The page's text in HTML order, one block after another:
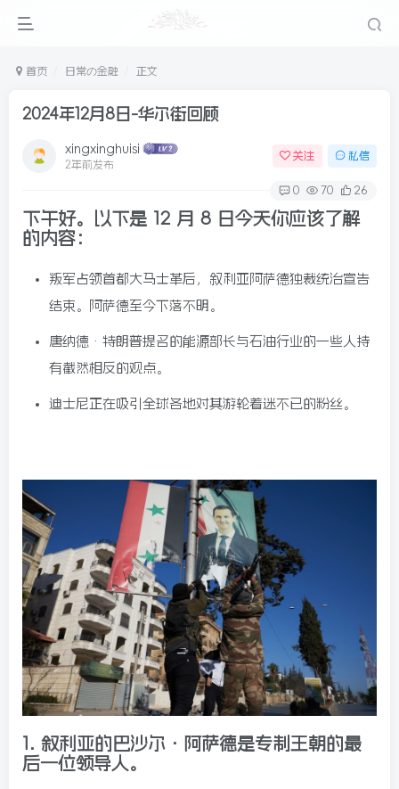
首页 日常の金融 正文
2024年12月8日-华尔街回顾
xingxinghuisi
2年前发布
关注 私信
0 70 26
下午好。以下是 12 月 8 日今天你应该了解
的内容：
叛军占领首都大马士革后，叙利亚阿萨德独裁统治宣告
结束。阿萨德至今下落不明。
唐纳德·特朗普提名的能源部长与石油行业的一些人持
有截然相反的观点。
迪士尼正在吸引全球各地对其游轮着迷不已的粉丝。
1. 叙利亚的巴沙尔·阿萨德是专制王朝的最
后一位领导人。